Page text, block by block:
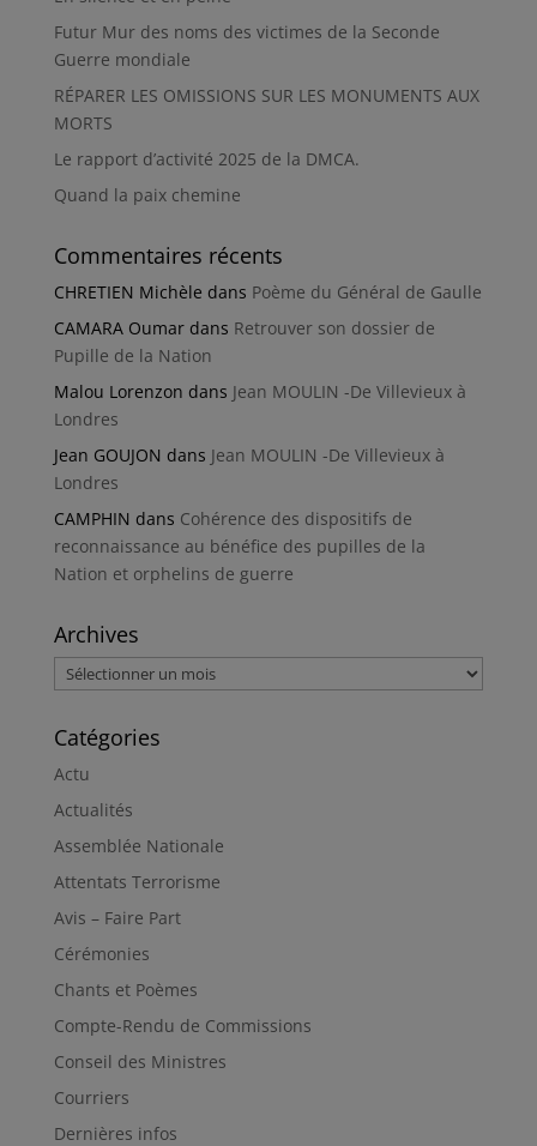
Futur Mur des noms des victimes de la Seconde
Guerre mondiale
RÉPARER LES OMISSIONS SUR LES MONUMENTS AUX
MORTS
Le rapport d’activité 2025 de la DMCA.
Quand la paix chemine
Commentaires récents
CHRETIEN Michèle dans Poème du Général de Gaulle
CAMARA Oumardans Retrouver son dossier de
Pupille de la Nation
Malou Lorenzon dans Jean MOULIN -De Villevieux à
Londres
Jean GOUJON dans Jean MOULIN -De Villevieux à
Londres
CAMPHIN dans Cohérence des dispositifs de
reconnaissance au bénéfice des pupilles de la
Nation et orphelins de guerre
Archives
Archives
Catégories
Actu
Actualités
Assemblée Nationale
Attentats Terrorisme
Avis – Faire Part
Cérémonies
Chants et Poèmes
Compte-Rendu de Commissions
Conseil des Ministres
Courriers
Dernières infos